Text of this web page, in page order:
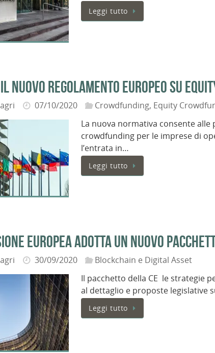
Leggi tutto
nuovo regolamento europeo su
07/10/2020 Crowdfunding, Equity
La nuova normativa consente
crowdfunding per le imprese di
l’entrata in…
Leggi tutto
europea adotta un nuovo
30/09/2020
Blockchain e Digital Asset
Il pacchetto della CE le strategie
al dettaglio e proposte legislative
Leggi tutto